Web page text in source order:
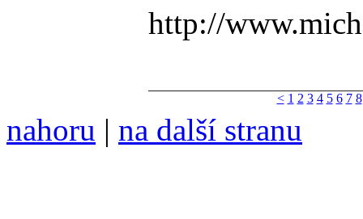
http://
< 1 2 3 4 5 6 7 8
nahoru | na další stranu